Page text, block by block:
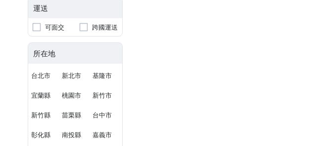
運送
可面交 跨國運送
所在地
台北市 新北市 基隆市
宜蘭縣 桃園市 新竹市
新竹縣 苗栗縣 台中市
彰化縣 南投縣 嘉義市